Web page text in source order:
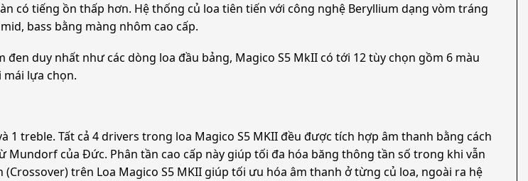
có tiếng ồn thấp hơn. Hệ thống củ loa tiên tiến với công nghệ Beryllium dạng vòm tráng
bass bằng màng nhôm cao cấp.
duy nhất như các dòng loa đầu bảng, Magico S5 MkII có tới 12 tùy chọn gồm 6 màu
mái lựa chọn.
1 treble. Tất cả 4 drivers trong loa Magico S5 MKII đều được tích hợp âm thanh bằng cách
của Đức. Phân tần cao cấp này giúp tối đa hóa băng thông tần số trong khi vẫn
trên Loa Magico S5 MKII giúp tối ưu hóa âm thanh ở từng củ loa, ngoài ra hệ